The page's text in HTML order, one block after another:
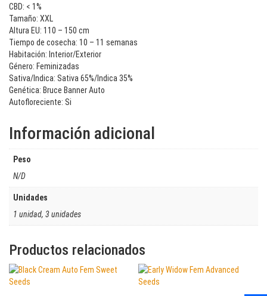
CBD: < 1%
Tamaño: XXL
Altura EU: 110 – 150 cm
Tiempo de cosecha: 10 – 11 semanas
Habitación: Interior/Exterior
Género: Feminizadas
Sativa/Indica: Sativa 65%/Indica 35%
Genética: Bruce Banner Auto
Autofloreciente: Si
Información adicional
Peso
N/D
Unidades
1 unidad, 3 unidades
Productos relacionados